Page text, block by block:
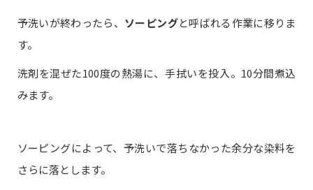
予洗いが終わったら、 ソーピングと呼ばれる作業に移りま
す。
洗剤を混ぜた100度の熱湯に、手拭いを投入。10分間煮込
みます。
ソーピングによって、予洗いで落ちなかった余分な染料を
さらに落とします。